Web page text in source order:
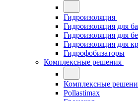
Гидроизоляция
Гидроизоляция для
Гидроизоляция для
Гидроизоляция для
Гидрофобизаторы
Комплексные решения
Комплексные
Pollastimax